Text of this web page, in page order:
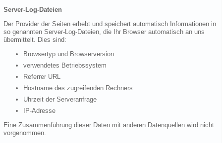
Server-Log-Dateien
Der Provider der Seiten erhebt und speichert automatisch Informationen in
so genannten Server-Log-Dateien, die Ihr Browser automatisch an uns
übermittelt. Dies sind:
Browsertyp und Browserversion
verwendetes Betriebssystem
Referrer URL
Hostname des zugreifenden Rechners
Uhrzeit der Serveranfrage
IP-Adresse
Eine Zusammenführung dieser Daten mit anderen Datenquellen wird nicht
vorgenommen.